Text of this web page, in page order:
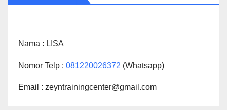
Nama : LISA
Nomor Telp : 081220026372 (Whatsapp)
Email : zeyntrainingcenter@gmail.com